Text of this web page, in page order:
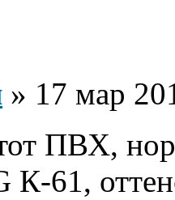
» 17 мар
ПВХ,
К-61,